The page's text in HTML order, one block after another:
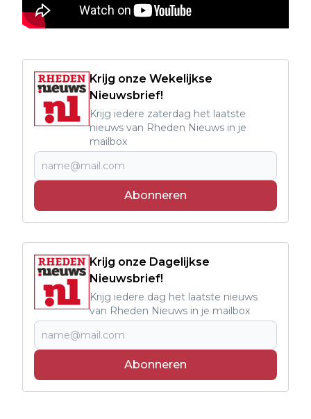
Krijg onze Wekelijkse
Nieuwsbrief!
Krijg iedere zaterdag het laatste
nieuws van Rheden Nieuws in je
mailbox
Abonneren
Krijg onze Dagelijkse
Nieuwsbrief!
Krijg iedere dag het laatste nieuws
van Rheden Nieuws in je mailbox
Abonneren